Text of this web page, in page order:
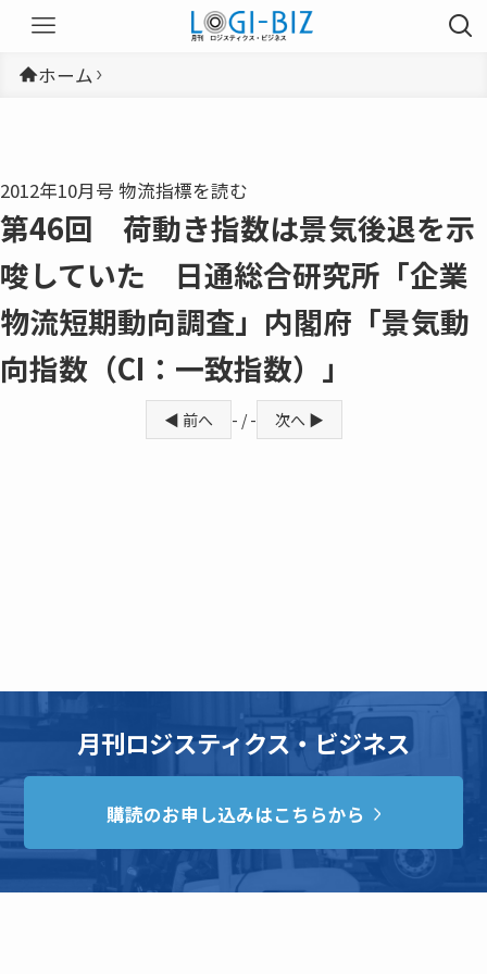
ホーム
2012年10月号 物流指標を読む
第46回 荷動き指数は景気後退を示
唆していた 日通総合研究所「企業
物流短期動向調査」内閣府「景気動
向指数（CI：一致指数）」
◀ 前へ - / - 次へ ▶
月刊ロジスティクス・ビジネス
購読のお申し込みはこちらから